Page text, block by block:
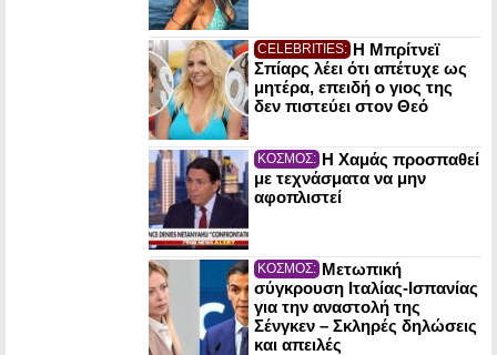
CELEBRITIES: Η Μπρίτνεϊ
Σπίαρς λέει ότι απέτυχε ως
μητέρα, επειδή ο γιος της
δεν πιστεύει στον Θεό
ΚΟΣΜΟΣ: Η Χαμάς προσπαθεί
με τεχνάσματα να μην
αφοπλιστεί
ΚΟΣΜΟΣ: Μετωπική
σύγκρουση Ιταλίας-Ισπανίας
για την αναστολή της
Σένγκεν – Σκληρές δηλώσεις
και απειλές